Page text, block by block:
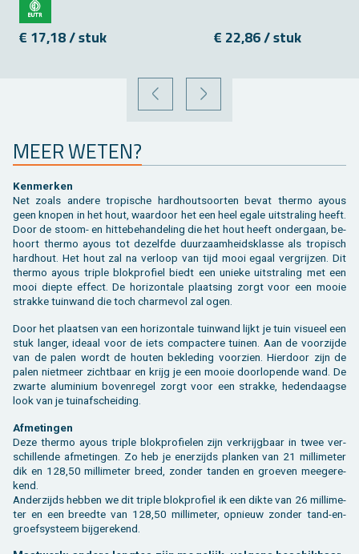
€ 17,18 / stuk € 22,86 / stuk
VORIGE VOLGENDE
MEER WETEN?
Ken­mer­ken
Net zoals an­de­re tro­pi­sche hard­hout­soor­ten bevat ther­mo ayous
geen kno­pen in het hout, waar­door het een heel egale uit­stra­ling heeft.
Door de stoom- en hit­te­be­han­de­ling die het hout heeft on­der­gaan, be­
hoort ther­mo ayous tot de­zelf­de duur­zaam­heids­klas­se als tro­pisch
hard­hout. Het hout zal na ver­loop van tijd mooi egaal ver­grij­zen. Dit
ther­mo ayous tri­ple blok­pro­fiel biedt een unie­ke uit­stra­ling met een
mooi diep­te ef­fect. De ho­ri­zon­ta­le plaat­sing zorgt voor een mooie
strak­ke tuin­wand die toch char­me­vol zal ogen.
Door het plaat­sen van een ho­ri­zon­ta­le tuin­wand lijkt je tuin vi­su­eel een
stuk lan­ger, ide­aal voor de iets com­pac­te­re tui­nen. Aan de voor­zij­de
van de palen wordt de hou­ten be­kle­ding voor­zien. Hier­door zijn de
palen niet­meer zicht­baar en krijg je een mooie door­lo­pen­de wand. De
zwar­te alu­mi­ni­um bo­ven­re­gel zorgt voor een strak­ke, he­den­daag­se
look van je tuin­af­schei­ding.
Af­me­tin­gen
Deze ther­mo ayous tri­ple blok­pro­fie­len zijn ver­krijg­baar in twee ver­
schil­len­de af­me­tin­gen. Zo heb je ener­zijds plan­ken van 21 mil­li­me­ter
dik en 128,50 mil­li­me­ter breed, zon­der tan­den en groe­ven mee­ge­re­
kend.
An­der­zijds heb­ben we dit tri­ple blok­pro­fiel ik een dikte van 26 mil­li­me­
ter en een breed­te van 128,50 mil­li­me­ter, op­nieuw zon­der tand-en-
groef­sys­teem bij­ge­re­kend.